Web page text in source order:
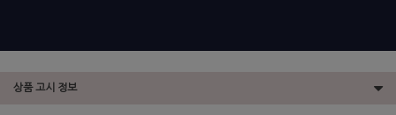
상품 고시 정보